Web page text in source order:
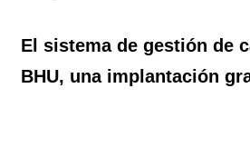
El sistema de gestión de
BHU, una implantación